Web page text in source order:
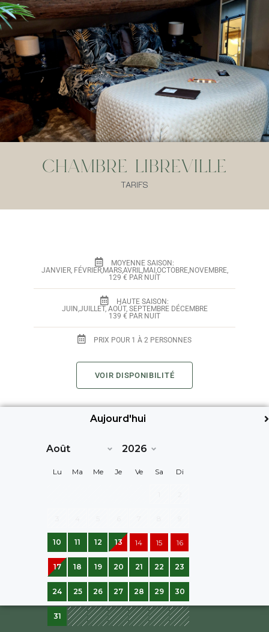
Chambre Libreville
TARIFS
MOYENNE SAISON:
JANVIER, FÉVRIER,MARS,AVRIL,MAI,OCTOBRE,NOVEMBRE,
129 € PAR NUIT
HAUTE SAISON:
JUIN,JUILLET, AOÛT, SEPTEMBRE DÉCEMBRE
139 € PAR NUIT
PRIX POUR 1 À 2 PERSONNES
VOIR DISPONIBILITÉ
Aujourd'hui
Lu Ma Me Je Ve Sa Di
10 11 12 13 14 15 16
17 18 19 20 21 22 23
24 25 26 27 28 29 30
31